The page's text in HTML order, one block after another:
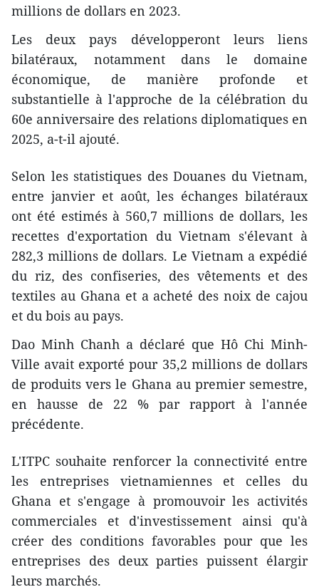
millions de dollars en 2023.
Les deux pays développeront leurs liens
bilatéraux, notamment dans le domaine
économique, de manière profonde et
substantielle à l'approche de la célébration du
60e anniversaire des relations diplomatiques en
2025, a-t-il ajouté.
Selon les statistiques des Douanes du Vietnam,
entre janvier et août, les échanges bilatéraux
ont été estimés à 560,7 millions de dollars, les
recettes d'exportation du Vietnam s'élevant à
282,3 millions de dollars. Le Vietnam a expédié
du riz, des confiseries, des vêtements et des
textiles au Ghana et a acheté des noix de cajou
et du bois au pays.
Dao Minh Chanh a déclaré que Hô Chi Minh-
Ville avait exporté pour 35,2 millions de dollars
de produits vers le Ghana au premier semestre,
en hausse de 22 % par rapport à l'année
précédente.
L'ITPC souhaite renforcer la connectivité entre
les entreprises vietnamiennes et celles du
Ghana et s'engage à promouvoir les activités
commerciales et d'investissement ainsi qu'à
créer des conditions favorables pour que les
entreprises des deux parties puissent élargir
leurs marchés.